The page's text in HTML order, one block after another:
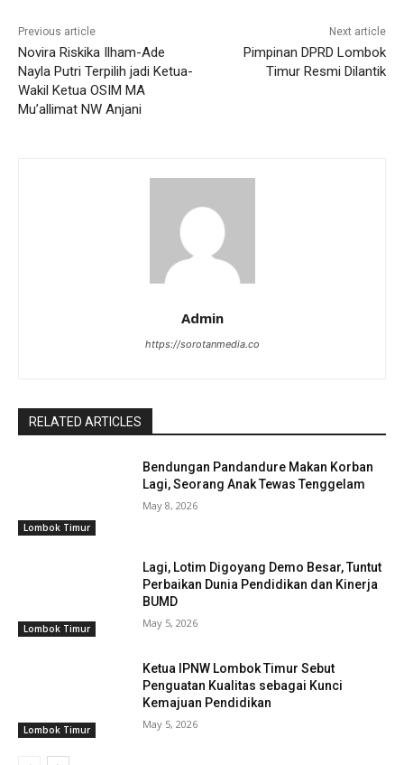
Previous article
Novira Riskika Ilham-Ade
Nayla Putri Terpilih jadi Ketua-
Wakil Ketua OSIM MA
Mu’allimat NW Anjani
Next article
Pimpinan DPRD Lombok
Timur Resmi Dilantik
Admin
https://sorotanmedia.co
RELATED ARTICLES
Lombok Timur
Bendungan Pandandure Makan Korban
Lagi, Seorang Anak Tewas Tenggelam
May 8, 2026
Lombok Timur
Lagi, Lotim Digoyang Demo Besar, Tuntut
Perbaikan Dunia Pendidikan dan Kinerja
BUMD
May 5, 2026
Lombok Timur
Ketua IPNW Lombok Timur Sebut
Penguatan Kualitas sebagai Kunci
Kemajuan Pendidikan
May 5, 2026